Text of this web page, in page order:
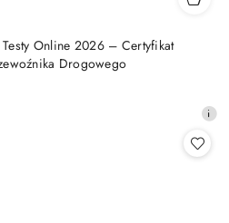
Online 2026 – Certyfikat
Drogowego